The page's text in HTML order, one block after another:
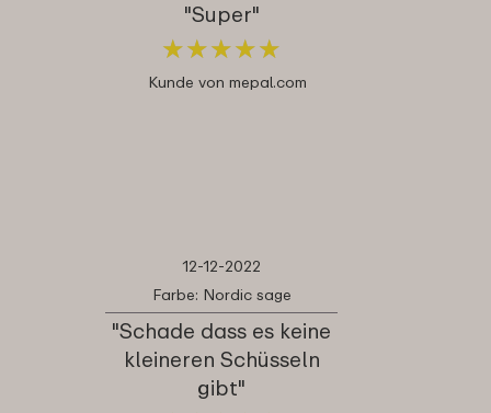
"Super"
★★★★★
★★★★★
Kunde von mepal.com
12-12-2022
Farbe: Nordic sage
"Schade dass es keine
kleineren Schüsseln
gibt"